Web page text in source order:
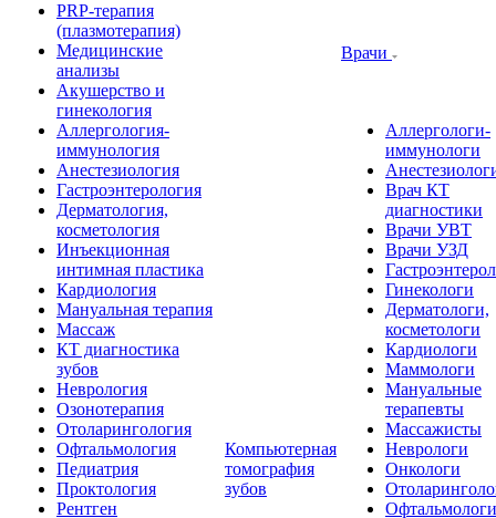
PRP-терапия
(плазмотерапия)
Медицинские
анализы
Акушерство и
гинекология
Аллергология-
иммунология
Анестезиология
Гастроэнтерология
Дерматология,
косметология
Инъекционная
интимная пластика
Кардиология
Мануальная терапия
Массаж
КТ диагностика
зубов
Неврология
Озонотерапия
Отоларингология
Офтальмология
Педиатрия
Проктология
Рентген
Компьютерная
томография
зубов
Врачи
Аллергологи-
иммунологи
Врач КТ
диагностики
Врачи УВТ
Врачи УЗД
Гинекологи
Дерматологи,
косметологи
Кардиологи
Маммологи
Мануальные
терапевты
Массажисты
Неврологи
Онкологи
Офтальмологи